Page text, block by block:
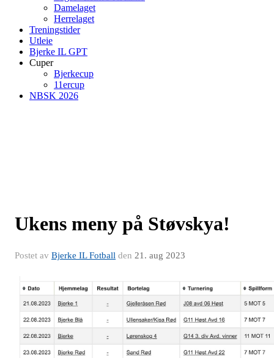
Damelaget
Herrelaget
Treningstider
Utleie
Bjerke IL GPT
Cuper
Bjerkecup
11ercup
NBSK 2026
Ukens meny på Støvskya!
Postet av Bjerke IL Fotball den 21. aug 2023